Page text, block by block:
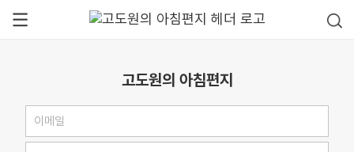
고도원의 아침편지